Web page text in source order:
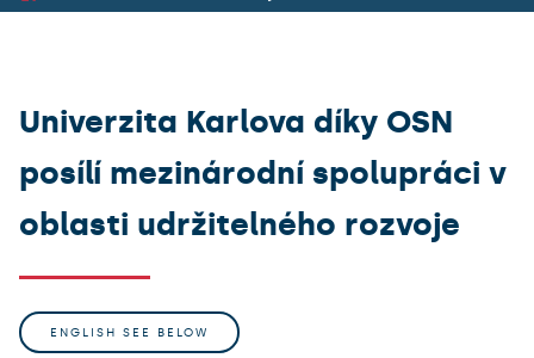
Univerzita Karlova díky OSN
posílí mezinárodní spolupráci v
oblasti udržitelného rozvoje
ENGLISH SEE BELOW